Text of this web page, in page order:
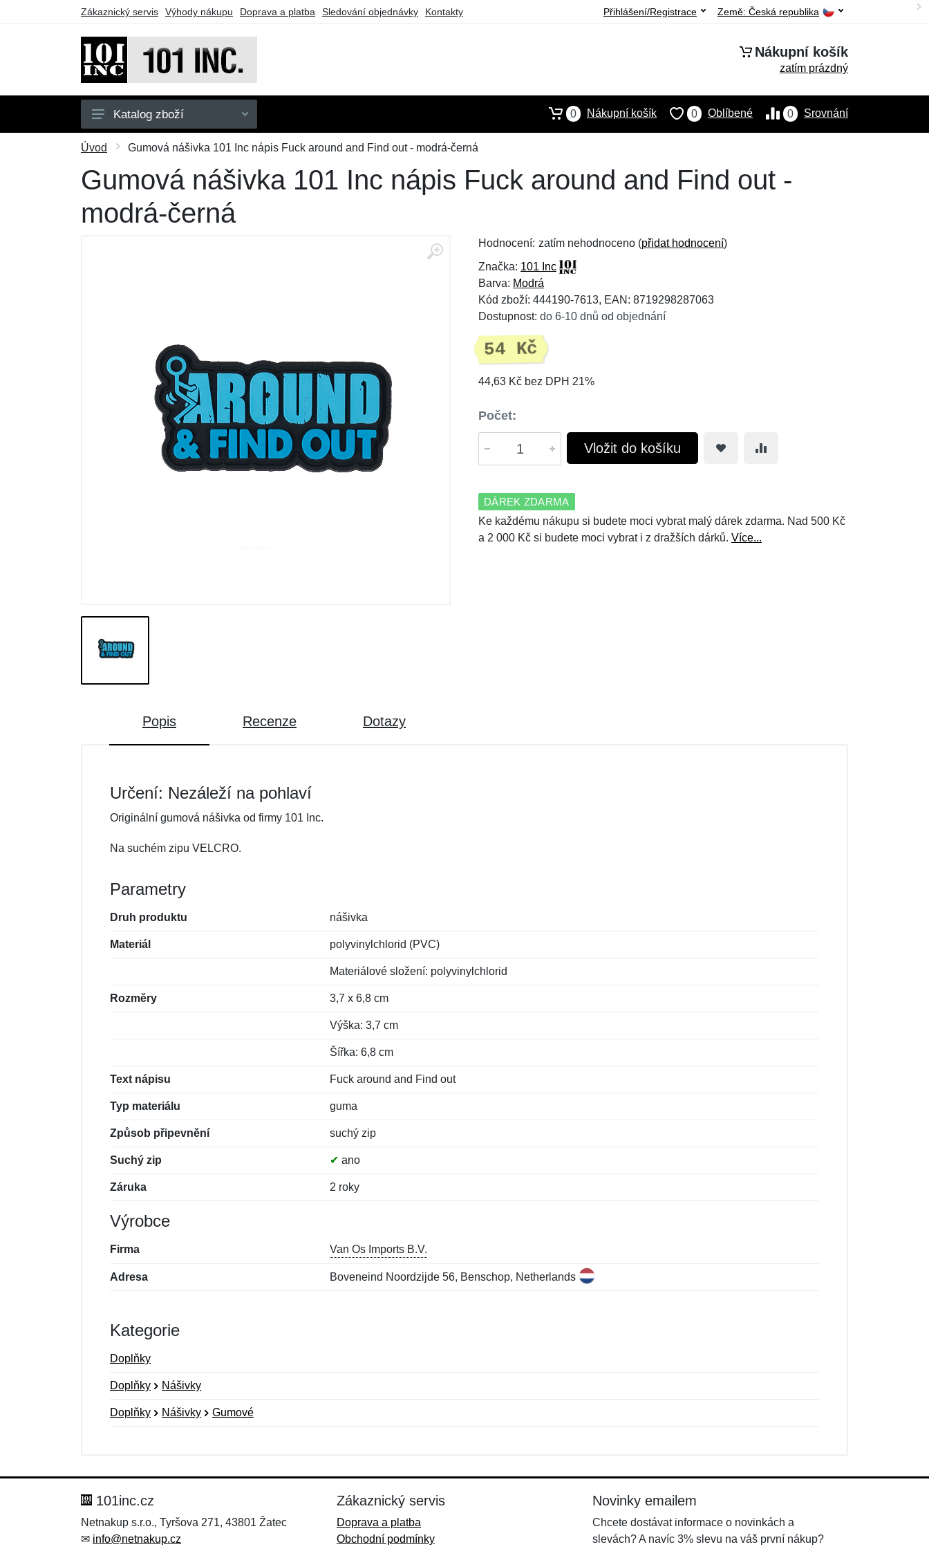
Zákaznický servis Výhody nákupu Doprava a platba Sledování objednávky Kontakty Země: Česká republika
Přihlášení/Registrace
Nákupní košík
zatím prázdný
Pánské
Dětské
Obuv
Katalog zboží 0 Srovnání
0 Oblíbené
0 Nákupní košík
Úvod Gumová nášivka 101 Inc nápis Fuck around and Find out - modrá-černá
Gumová nášivka 101 Inc nápis Fuck around and Find out -
modrá-černá
Hodnocení: zatím nehodnoceno (přidat hodnocení)
Značka: 101 Inc
Barva: Modrá
Kód zboží: 444190-7613, EAN: 8719298287063
Dostupnost: do 6-10 dnů od objednání
54 Kč
44,63 Kč bez DPH 21%
Počet:
Vložit do košíku
DÁREK ZDARMA
Ke každému nákupu si budete moci vybrat malý dárek zdarma. Nad 500 Kč
a 2 000 Kč si budete moci vybrat i z dražších dárků. Více...
Popis Recenze Dotazy
Určení: Nezáleží na pohlaví
Originální gumová nášivka od firmy 101 Inc.
Na suchém zipu VELCRO.
Parametry
Druh produktu nášivka
Materiál polyvinylchlorid (PVC)
Materiálové složení: polyvinylchlorid
Rozměry 3,7 x 6,8 cm
Výška: 3,7 cm
Šířka: 6,8 cm
Text nápisu Fuck around and Find out
Typ materiálu guma
Způsob připevnění suchý zip
Suchý zip ✔ ano
Záruka 2 roky
Výrobce
Firma Van Os Imports B.V.
Adresa Boveneind Noordzijde 56, Benschop, Netherlands
Kategorie
Doplňky
Doplňky Nášivky
Doplňky Nášivky Gumové
Zpráva*
Zpráva*
101inc.cz
Netnakup s.r.o., Tyršova 271, 43801 Žatec
✉ info@netnakup.cz
Zákaznický servis
Doprava a platba
Obchodní podmínky
Novinky emailem
Chcete dostávat informace o novinkách a
slevách? A navíc 3% slevu na váš první nákup?